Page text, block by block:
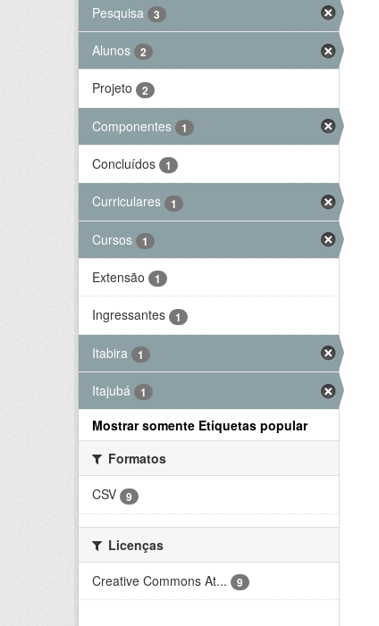
Pesquisa 3
Alunos 2
Projeto 2
Componentes 1
Concluídos 1
Curriculares 1
Cursos 1
Extensão 1
Ingressantes 1
Itabira 1
Itajubá 1
Mostrar somente Etiquetas popular
Formatos
CSV
9
Licenças
Creative Commons At...
9